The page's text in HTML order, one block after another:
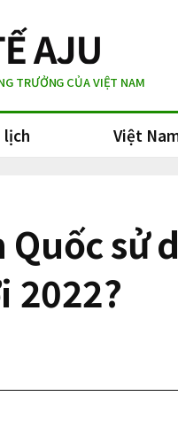
TRƯỞNG CỦA VIỆT NAM
lịch Việt
sử
2022?